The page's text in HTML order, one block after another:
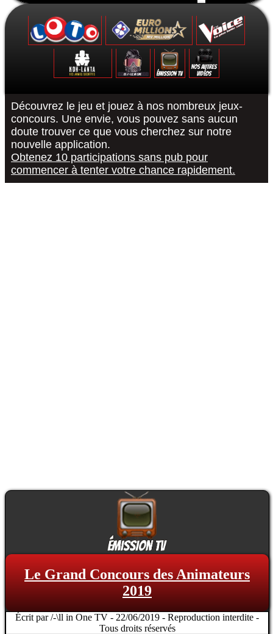
Formulaire de contact
Loto : le tirage du 27 août 2022
Euromillions : tirage du 6 septembre Euro
Koh-Lanta : Les Poteaux - La Finale - Koh-Lanta :
The Voice 10 - La Finale - 15/05/2021 The Voice
Le Grand Quiz - Permis De Conduire -
"R or B #RorB"
District Z : Épisode 3 - 25/12/2020 Les 12
Découvrez le jeu et jouez à nos nombreux jeux-
concours. Une envie, vous pouvez sans aucun
doute trouver ce que vous cherchez sur notre
nouvelle application.
Obtenez 10 participations sans pub pour
commencer à tenter votre chance rapidement.
Le Grand Concours des Animateurs
2019
Écrit par /-\ll in One TV - 22/06/2019 - Reproduction interdite -
Tous droits réservés